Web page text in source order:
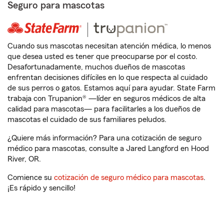
Seguro para mascotas
Cuando sus mascotas necesitan atención médica, lo menos
que desea usted es tener que preocuparse por el costo.
Desafortunadamente, muchos dueños de mascotas
enfrentan decisiones difíciles en lo que respecta al cuidado
de sus perros o gatos. Estamos aquí para ayudar. State Farm
trabaja con Trupanion® —líder en seguros médicos de alta
calidad para mascotas— para facilitarles a los dueños de
mascotas el cuidado de sus familiares peludos.
¿Quiere más información? Para una cotización de seguro
médico para mascotas, consulte a Jared Langford en Hood
River, OR.
Comience su cotización de seguro médico para mascotas.
¡Es rápido y sencillo!